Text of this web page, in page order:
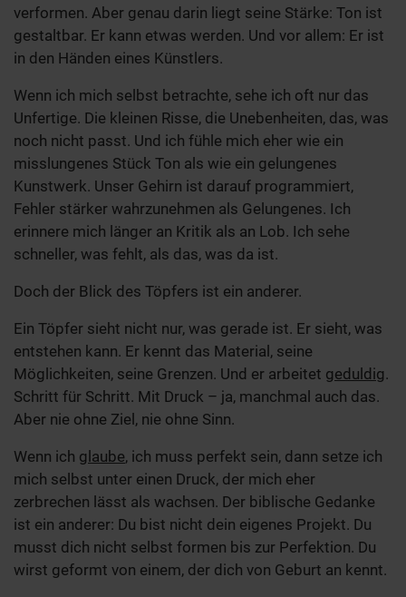
verformen. Aber genau darin liegt seine Stärke: Ton ist
gestaltbar. Er kann etwas werden. Und vor allem: Er ist
in den Händen eines Künstlers.
Wenn ich mich selbst betrachte, sehe ich oft nur das
Unfertige. Die kleinen Risse, die Unebenheiten, das, was
noch nicht passt. Und ich fühle mich eher wie ein
misslungenes Stück Ton als wie ein gelungenes
Kunstwerk. Unser Gehirn ist darauf programmiert,
Fehler stärker wahrzunehmen als Gelungenes. Ich
erinnere mich länger an Kritik als an Lob. Ich sehe
schneller, was fehlt, als das, was da ist.
Doch der Blick des Töpfers ist ein anderer.
Ein Töpfer sieht nicht nur, was gerade ist. Er sieht, was
entstehen kann. Er kennt das Material, seine
Möglichkeiten, seine Grenzen. Und er arbeitet geduldig.
Schritt für Schritt. Mit Druck – ja, manchmal auch das.
Aber nie ohne Ziel, nie ohne Sinn.
Wenn ich glaube, ich muss perfekt sein, dann setze ich
mich selbst unter einen Druck, der mich eher
zerbrechen lässt als wachsen. Der biblische Gedanke
ist ein anderer: Du bist nicht dein eigenes Projekt. Du
musst dich nicht selbst formen bis zur Perfektion. Du
wirst geformt von einem, der dich von Geburt an kennt.